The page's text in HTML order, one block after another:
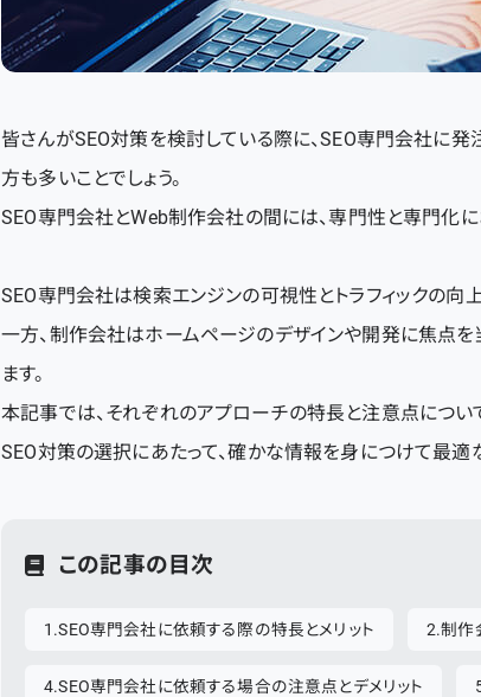
皆さんがSEO対策を検討している際に、SEO専門会社に
方も多いことでしょう。
SEO専門会社とWeb制作会社の間には、専門性と専門化に
SEO専門会社は検索エンジンの可視性とトラフィックの向
一方、制作会社はホームページのデザインや開発に焦点を
ます。
本記事では、それぞれのアプローチの特長と注意点につい
SEO対策の選択にあたって、確かな情報を身につけて最適
この記事の目次
SEO専門会社に依頼する際の特長とメリット 制作
SEO専門会社に依頼する場合の注意点とデメリット